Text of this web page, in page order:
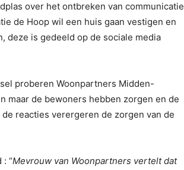
over het ontbreken van communicatie
de Hoop wil een huis gaan vestigen en
deze is gedeeld op de sociale media
proberen Woonpartners Midden-
maar de bewoners hebben zorgen en de
reacties verergeren de zorgen van de
: “Mevrouw van Woonpartners vertelt dat